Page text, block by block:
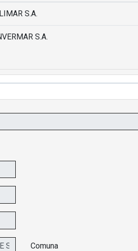
S.A.
S.A.
Comuna